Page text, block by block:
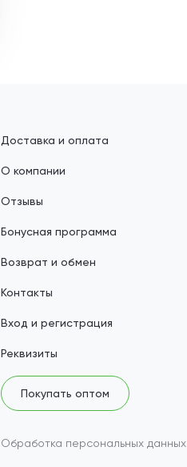
Доставка и оплата
О компании
Отзывы
Бонусная программа
Возврат и обмен
Контакты
Вход и регистрация
Реквизиты
Покупать оптом
Обработка персональных данных